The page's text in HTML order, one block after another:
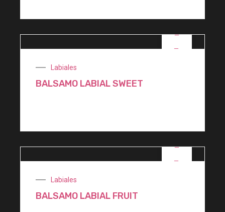
OFERTA
Labiales
BALSAMO LABIAL SWEET
OFERTA
Labiales
BALSAMO LABIAL FRUIT